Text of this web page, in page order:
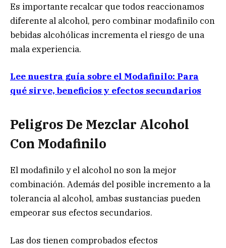
Es importante recalcar que todos reaccionamos
diferente al alcohol, pero combinar modafinilo con
bebidas alcohólicas incrementa el riesgo de una
mala experiencia.
Lee nuestra guía sobre el Modafinilo: Para
qué sirve, beneficios y efectos secundarios
Peligros De Mezclar Alcohol
Con Modafinilo
El modafinilo y el alcohol no son la mejor
combinación. Además del posible incremento a la
tolerancia al alcohol, ambas sustancias pueden
empeorar sus efectos secundarios.
Las dos tienen comprobados efectos